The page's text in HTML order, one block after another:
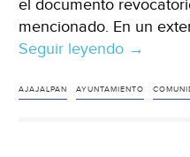
el documento
mencionado. En un
Seguir leyendo Puebla:
del
→
AJAJALPAN AYUNTAMIENTO